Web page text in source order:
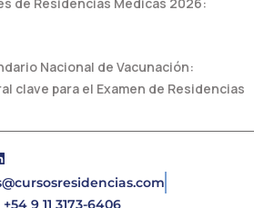
Nacional de Vacunación:
clave para el Examen de Residencias
+54 9 11 3173-6406